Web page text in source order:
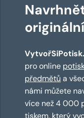
pro online
předmětů a
námi můžete
více než 4 000
tiskem, který